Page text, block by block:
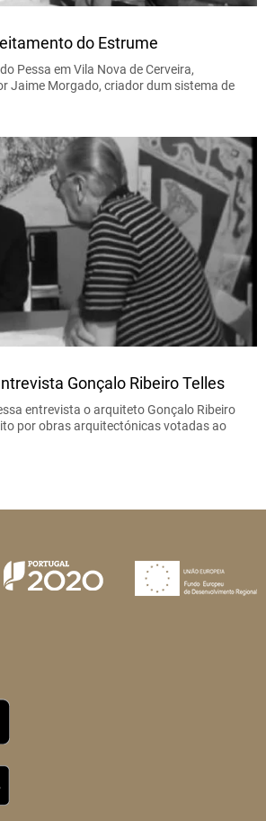
do Estrume
Pessa em Vila Nova de Cerveira,
Jaime Morgado, criador dum sistema de
Gonçalo Ribeiro Telles
entrevista o arquiteto Gonçalo Ribeiro
por obras arquitectónicas votadas ao